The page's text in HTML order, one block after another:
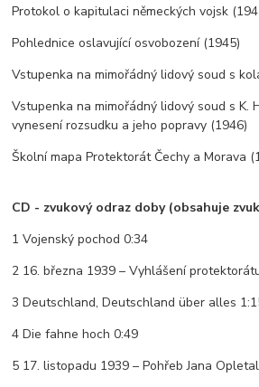
Protokol o kapitulaci německých vojsk
Pohlednice oslavující osvobození (1945)
Vstupenka na mimořádný lidový soud s
Vstupenka na mimořádný lidový soud s K.
vynesení rozsudku a jeho popravy (1946)
Školní mapa Protektorát Čechy a Morava
CD - zvukový odraz doby (obsahuje
1 Vojenský pochod 0:34
2 16. března 1939 – Vyhlášení
3 Deutschland, Deutschland über alles
4 Die fahne hoch 0:49
5 17. listopadu 1939 – Pohřeb Jana